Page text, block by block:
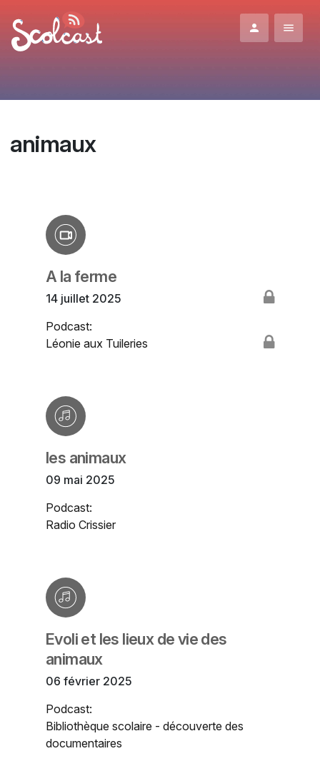
animaux
A la ferme
14 juillet 2025
Podcast:
Léonie aux Tuileries
les animaux
09 mai 2025
Podcast:
Radio Crissier
Evoli et les lieux de vie des
animaux
06 février 2025
Podcast:
Bibliothèque scolaire - découverte des
documentaires